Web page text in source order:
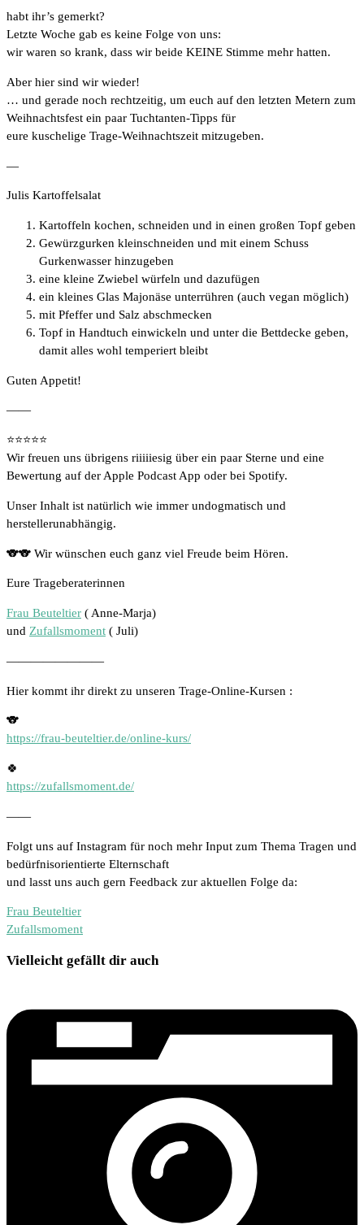
habt ihr’s gemerkt?
Letzte Woche gab es keine Folge von uns:
wir waren so krank, dass wir beide KEINE Stimme mehr hatten.
Aber hier sind wir wieder!
… und gerade noch rechtzeitig, um euch auf den letzten Metern zum
Weihnachtsfest ein paar Tuchtanten-Tipps für
eure kuschelige Trage-Weihnachtszeit mitzugeben.
—
Julis Kartoffelsalat
Kartoffeln kochen, schneiden und in einen großen Topf geben
Gewürzgurken kleinschneiden und mit einem Schuss
Gurkenwasser hinzugeben
eine kleine Zwiebel würfeln und dazufügen
ein kleines Glas Majonäse unterrühren (auch vegan möglich)
mit Pfeffer und Salz abschmecken
Topf in Handtuch einwickeln und unter die Bettdecke geben,
damit alles wohl temperiert bleibt
Guten Appetit!
——
⭐️⭐️⭐️⭐️⭐️
Wir freuen uns übrigens riiiiiesig über ein paar Sterne und eine
Bewertung auf der Apple Podcast App oder bei Spotify.
Unser Inhalt ist natürlich wie immer undogmatisch und
herstellerunabhängig.
🐨🐨 Wir wünschen euch ganz viel Freude beim Hören.
Eure Trageberaterinnen
Frau Beuteltier ( Anne-Marja)
und Zufallsmoment ( Juli)
————————
Hier kommt ihr direkt zu unseren Trage-Online-Kursen :
🐨
https://frau-beuteltier.de/online-kurs/
🍀
https://zufallsmoment.de/
——
Folgt uns auf Instagram für noch mehr Input zum Thema Tragen und
bedürfnisorientierte Elternschaft
und lasst uns auch gern Feedback zur aktuellen Folge da:
Frau Beuteltier
Zufallsmoment
Vielleicht gefällt dir auch